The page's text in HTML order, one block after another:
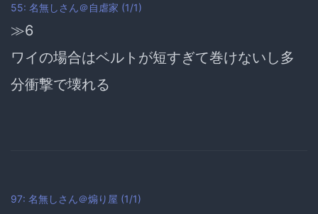
55: 名無しさん＠自虐家 (1/1)
≫6
ワイの場合はベルトが短すぎて巻けないし多
分衝撃で壊れる
97: 名無しさん＠煽り屋 (1/1)